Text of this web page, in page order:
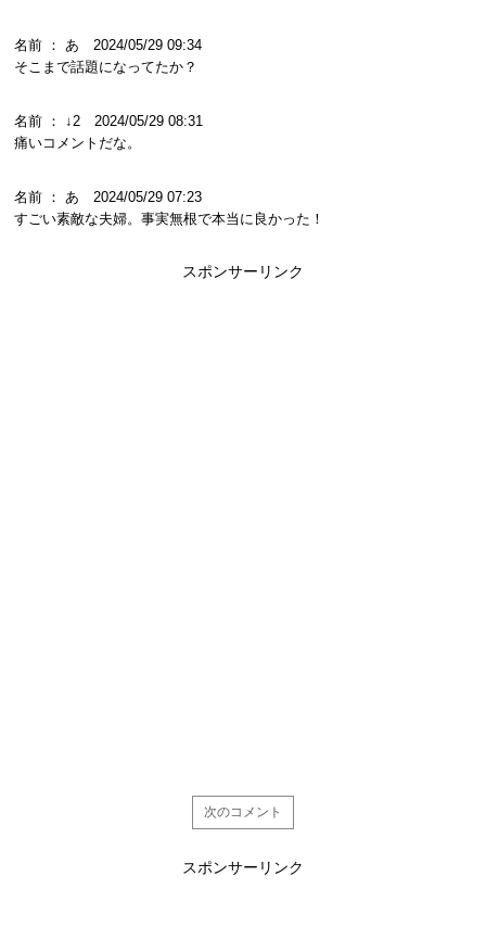
名前 ： あ 2024/05/29 09:34
そこまで話題になってたか？
名前 ： ↓2 2024/05/29 08:31
痛いコメントだな。
名前 ： あ 2024/05/29 07:23
すごい素敵な夫婦。事実無根で本当に良かった！
スポンサーリンク
次のコメント
スポンサーリンク